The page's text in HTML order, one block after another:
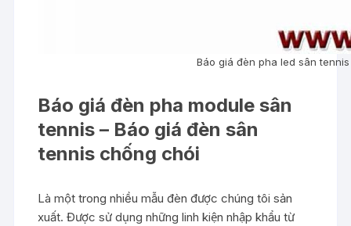
Báo giá đèn pha led sân tennis
Báo giá đèn pha module sân
tennis – Báo giá đèn sân
tennis chống chói
Là một trong nhiều mẫu đèn được chúng tôi sản
xuất. Được sử dụng những linh kiện nhập khẩu từ